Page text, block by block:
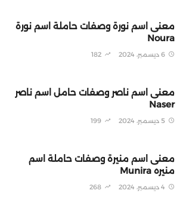
معنى اسم نورة وصفات حاملة اسم نورة
Noura
6 ديسمبر، 2024 182
معنى اسم ناصر وصفات حامل اسم ناصر
Naser
5 ديسمبر، 2024 199
معنى اسم منيرة وصفات حاملة اسم
منيره Munira
4 ديسمبر، 2024 268